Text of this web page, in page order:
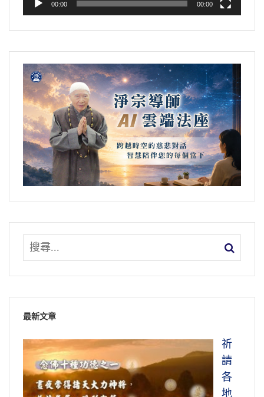
00:00 00:00
最新文章
祈
請
各
地